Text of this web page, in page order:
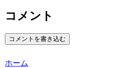
コメント
コメントを書き込む
ホーム